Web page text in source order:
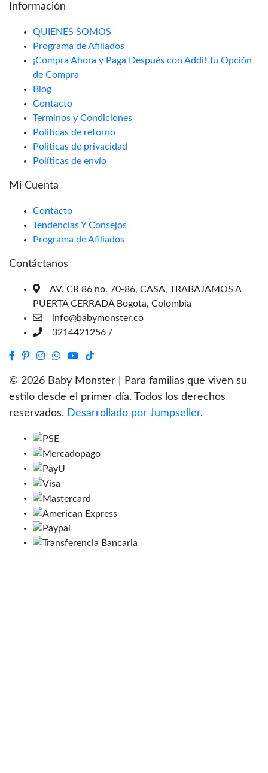
Información
QUIENES SOMOS
Programa de Afiliados
¡Compra Ahora y Paga Después con Addi! Tu Opción
de Compra
Blog
Contacto
Terminos y Condiciones
Politicas de retorno
Politicas de privacidad
Políticas de envío
Mi Cuenta
Contacto
Tendencias Y Consejos
Programa de Afiliados
Contáctanos
AV. CR 86 no. 70-86, CASA, TRABAJAMOS A
PUERTA CERRADA Bogota, Colombia
info@babymonster.co
3214421256 /
© 2026 Baby Monster | Para familias que viven su
estilo desde el primer día. Todos los derechos
reservados. Desarrollado por Jumpseller.